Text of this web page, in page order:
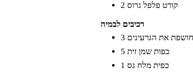
2 קורט פלפל גרוס
רכיבים לבמיה
את הגרעינים
5 כפות שמן זית
1 כפית מלח גס